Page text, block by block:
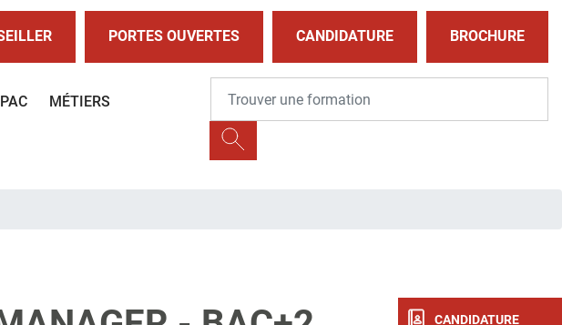
PORTES OUVERTES CANDIDATURE BROCHURE
MÉTIERS
CANDIDATURE